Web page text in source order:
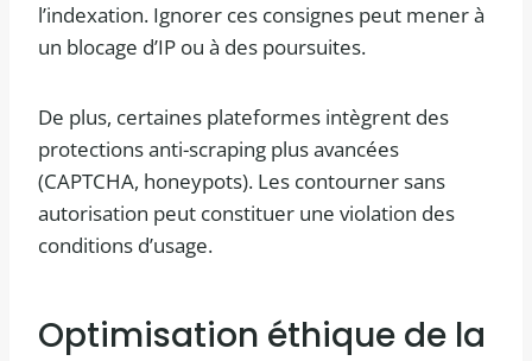
l’indexation. Ignorer ces consignes peut mener à
un blocage d’IP ou à des poursuites.
De plus, certaines plateformes intègrent des
protections anti-scraping plus avancées
(CAPTCHA, honeypots). Les contourner sans
autorisation peut constituer une violation des
conditions d’usage.
Optimisation éthique de la